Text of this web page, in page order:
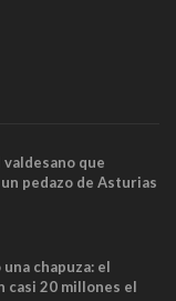
que
pedazo de Asturias
una chapuza: el
casi 20 millones el